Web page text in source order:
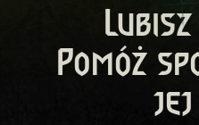
Pomóż
jej